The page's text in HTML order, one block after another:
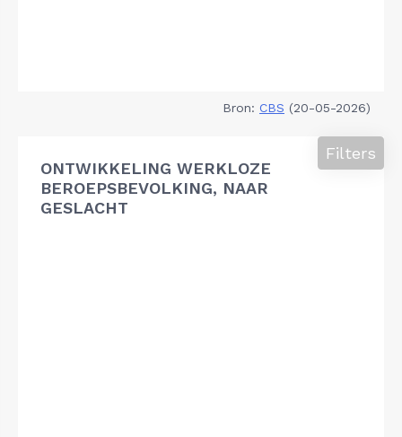
Bron: CBS (20-05-2026)
ONTWIKKELING WERKLOZE
BEROEPSBEVOLKING, NAAR
GESLACHT
Filters